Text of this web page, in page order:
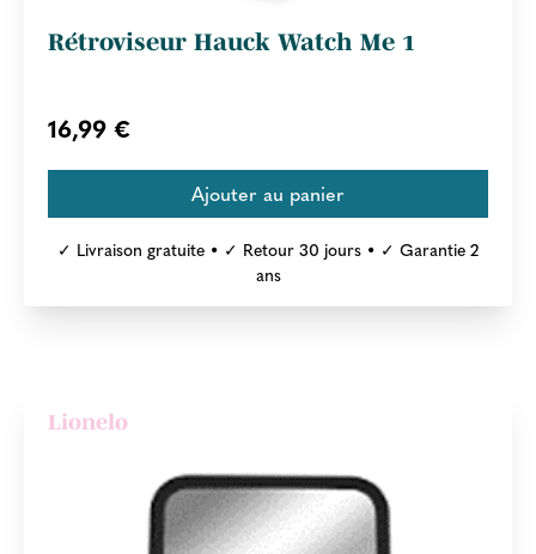
Rétroviseur Hauck Watch Me 1
16,99 €
✓ Livraison gratuite • ✓ Retour 30 jours • ✓ Garantie 2
ans
Lionelo